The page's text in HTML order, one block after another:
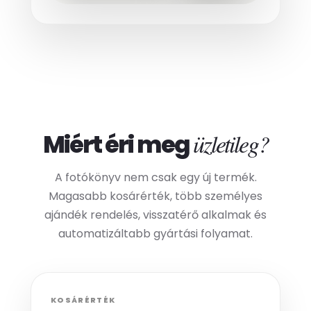
Miért éri megüzletileg?
A fotókönyv nem csak egy új termék.
Magasabb kosárérték, több személyes
ajándék rendelés, visszatérő alkalmak és
automatizáltabb gyártási folyamat.
KOSÁRÉRTÉK